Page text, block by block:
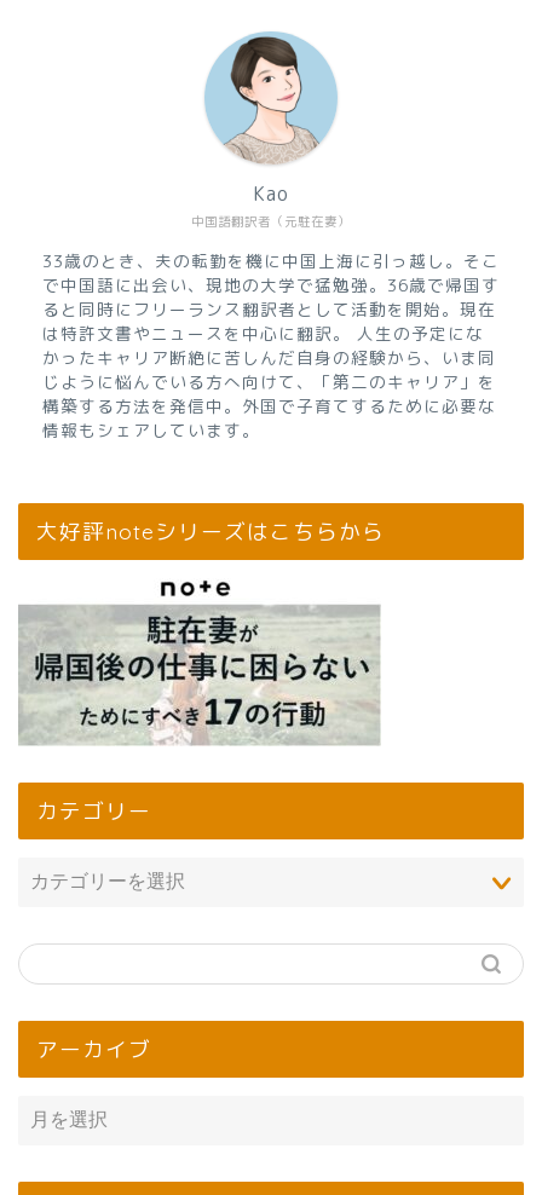
中国語翻訳者（元駐在妻）
Kao
33歳のとき、夫の転勤を機に中国上海に引っ越し。そこ
で中国語に出会い、現地の大学で猛勉強。36歳で帰国す
ると同時にフリーランス翻訳者として活動を開始。現在
は特許文書やニュースを中心に翻訳。 人生の予定にな
かったキャリア断絶に苦しんだ自身の経験から、いま同
じように悩んでいる方へ向けて、「第二のキャリア」を
構築する方法を発信中。外国で子育てするために必要な
情報もシェアしています。
大好評noteシリーズはこちらから
カテゴリー
アーカイブ